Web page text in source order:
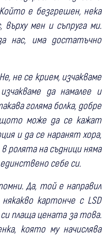
е безгрешен, нека
върху мен и съпруга ми.
нас, има достатъчно
не се крием, изчакваме
да намалее и
голяма болка, добре
може да се кажат
и да се наранят хора,
ролята на съдници няма
себе си.
Да, той е направил
картонче с LSD
плаща цената за това.
която му начислява